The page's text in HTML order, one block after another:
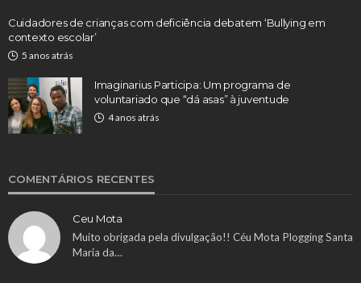
Cuidadores de crianças com deficiência debatem ‘Bullying em
contexto escolar’
5 anos atrás
Imaginarius Participa: Um programa de
voluntariado que “dá asas” à juventude
4 anos atrás
COMENTÁRIOS RECENTES
Ceu Mota
Muito obrigada pela divulgação!! Céu Mota Plogging Santa
Maria da…